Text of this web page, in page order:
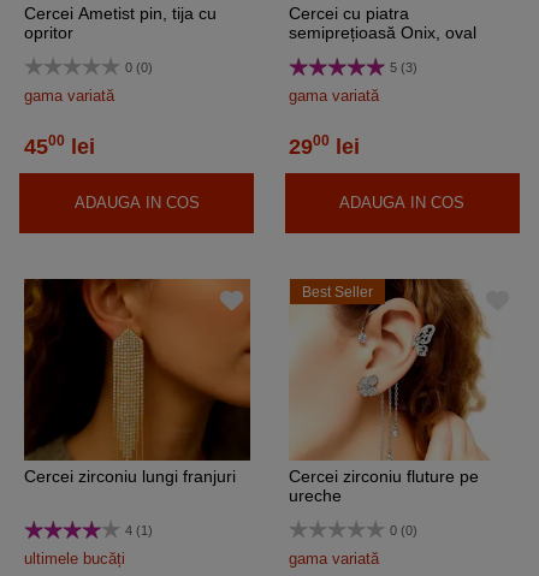
Cercei Ametist pin, tija cu
opritor
0 (0)
gama variată
4500 lei
ADAUGA IN COS
Cercei cu piatra
semiprețioasă Onix, oval
5 (3)
gama variată
2900 lei
ADAUGA IN COS
Cercei zirconiu lungi franjuri
4 (1)
ultimele bucăți
Best Seller
Cercei zirconiu fluture pe
ureche
0 (0)
gama variată